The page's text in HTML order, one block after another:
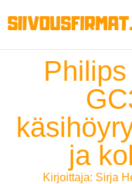
ja
Kirjoittaja: Sirja